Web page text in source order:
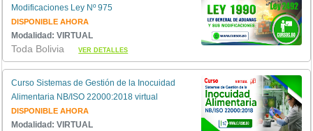
Modificaciones Ley Nº 975
DISPONIBLE AHORA
Modalidad: VIRTUAL
Toda BoliviaVER DETALLES
Curso Sistemas de Gestión de la Inocuidad
Alimentaria NB/ISO 22000:2018 virtual
DISPONIBLE AHORA
Modalidad: VIRTUAL